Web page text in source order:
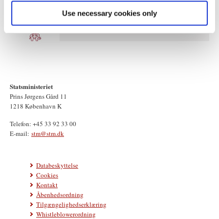
Use necessary cookies only
Statsministeriet
Prins Jørgens Gård 11
1218 København K
Telefon: +45 33 92 33 00
E-mail: stm@stm.dk
Databeskyttelse
Cookies
Kontakt
Åbenhedsordning
Tilgængelighedserklæring
Whistleblowerordning